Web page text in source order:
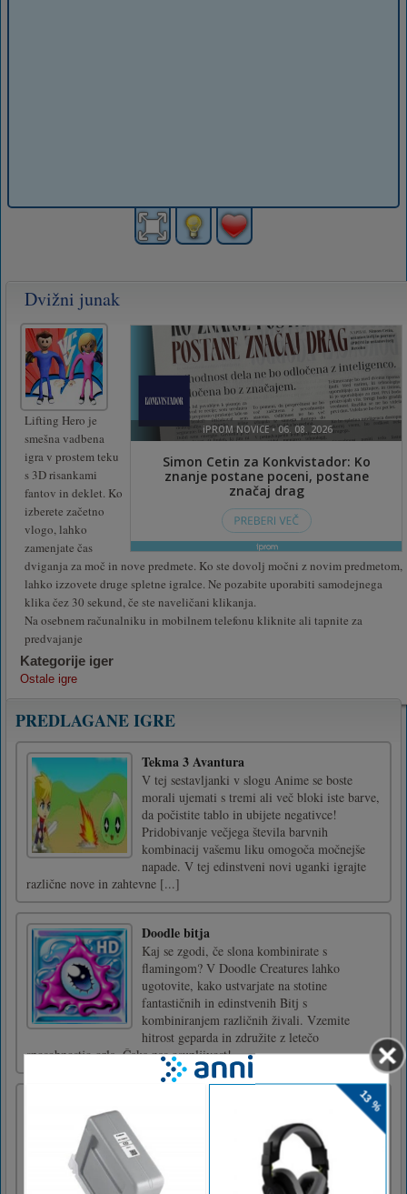
Dvižni junak
Lifting Hero je
smešna vadbena
igra v prostem teku
s 3D risankami
fantov in deklet. Ko
izberete začetno
vlogo, lahko
zamenjate čas
dviganja za moč in nove predmete. Ko ste dovolj močni z novim predmetom,
lahko izzovete druge spletne igralce. Ne pozabite uporabiti samodejnega
klika čez 30 sekund, če ste naveličani klikanja.
Na osebnem računalniku in mobilnem telefonu kliknite ali tapnite za
predvajanje
Kategorije iger
Ostale igre
PREDLAGANE IGRE
Tekma 3 Avantura
V tej sestavljanki v slogu Anime se boste
morali ujemati s tremi ali več bloki iste barve,
da počistite tablo in ubijete negativce!
Pridobivanje večjega števila barvnih
kombinacij vašemu liku omogoča močnejše
napade. V tej edinstveni novi uganki igrajte
različne nove in zahtevne [...]
Doodle bitja
Kaj se zgodi, če slona kombinirate s
flamingom? V Doodle Creatures lahko
ugotovite, kako ustvarjate na stotine
fantastičnih in edinstvenih Bitj s
kombiniranjem različnih živali. Vzemite
hitrost geparda in združite z letečo
sposobnostjo orla. Čaka nas osupljivost!
Premaknite obseg in ustrelite race, preden
odletijo stran od zaslona! Pladenj za hitro
natančnost in doseganje več točk. Vesel
lov!Premikanje puščičnih tipk WASD